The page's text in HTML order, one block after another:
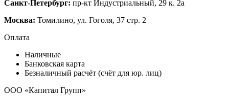
Санкт-Петербург: пр-кт Индустриальный, 29 к. 2а
Москва: Томилино, ул. Гоголя, 37 стр. 2
Оплата
Наличные
Банковская карта
Безналичный расчёт (счёт для юр. лиц)
ООО «Капитал Групп»